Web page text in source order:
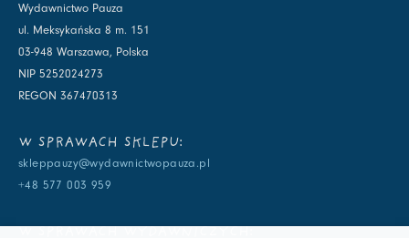
Wydawnictwo Pauza
ul. Meksykańska 8 m. 151
03-948 Warszawa, Polska
NIP 5252024273
REGON 367470313
W SPRAWACH SKLEPU:
skleppauzy@wydawnictwopauza.pl
+48 577 003 959